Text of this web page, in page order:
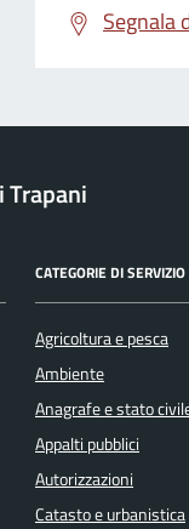
Segnala
Trapani
CATEGORIE DI SERVIZIO
Agricoltura e pesca
Ambiente
Anagrafe e stato
Appalti pubblici
Autorizzazioni
Catasto e urbanistica